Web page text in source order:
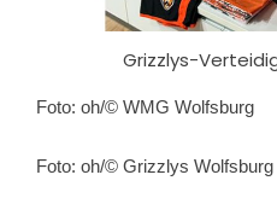
Grizzlys-
Foto: oh/© WMG Wolfsburg
Foto: oh/© Grizzlys Wolfsburg